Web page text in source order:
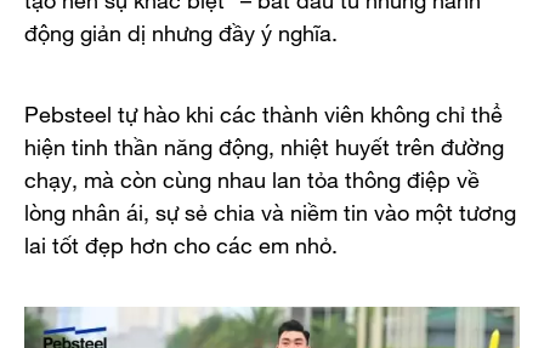
động giản dị nhưng đầy ý nghĩa.
Pebsteel tự hào khi các thành viên không chỉ thể
hiện tinh thần năng động, nhiệt huyết trên đường
chạy, mà còn cùng nhau lan tỏa thông điệp về
lòng nhân ái, sự sẻ chia và niềm tin vào một tương
lai tốt đẹp hơn cho các em nhỏ.